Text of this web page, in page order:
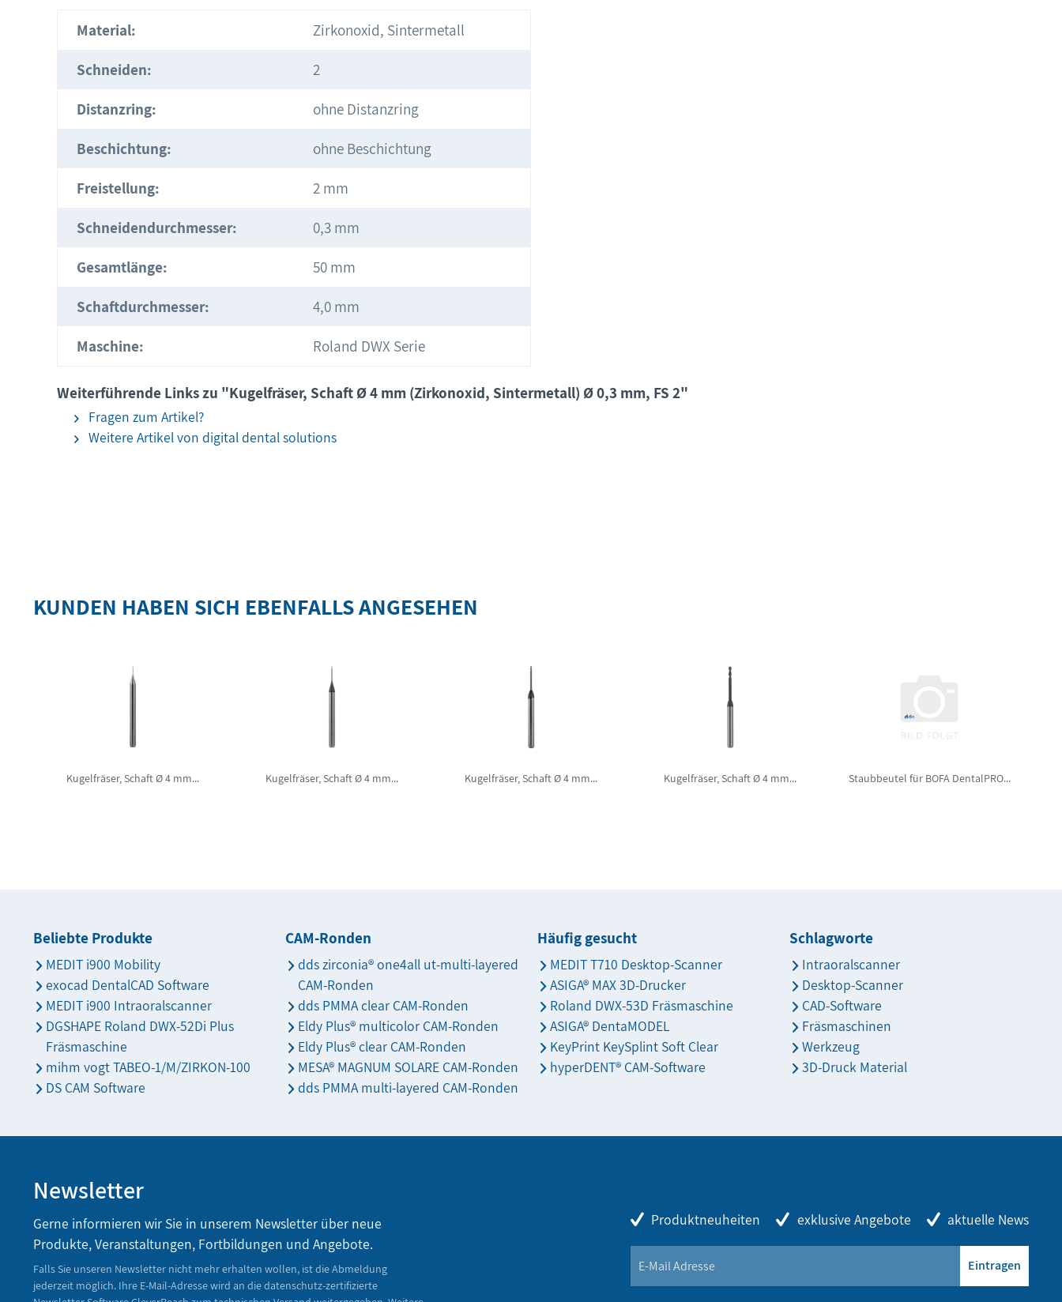
Material:
Zirkonoxid, Sintermetall
Schneiden:
2
Distanzring:
ohne Distanzring
Beschichtung:
ohne Beschichtung
Freistellung:
2 mm
Schneidendurchmesser:
0,3 mm
Gesamtlänge:
50 mm
Schaftdurchmesser:
4,0 mm
Maschine:
Roland DWX Serie
Weiterführende Links zu "Kugelfräser, Schaft Ø 4 mm (Zirkonoxid, Sintermetall) Ø 0,3 mm, FS 2"
Fragen zum Artikel?
Weitere Artikel von digital dental solutions
KUNDEN HABEN SICH EBENFALLS ANGESEHEN
Kugelfräser, Schaft Ø 4 mm... Kugelfräser, Schaft Ø 4 mm... Kugelfräser, Schaft Ø 4 mm... Kugelfräser, Schaft Ø 4 mm... Staubbeutel für BOFA DentalPRO...
Beliebte Produkte
MEDIT i900 Mobility
exocad DentalCAD Software
MEDIT i900 Intraoralscanner
DGSHAPE Roland DWX-52Di Plus
Fräsmaschine
mihm vogt TABEO-1/M/ZIRKON-100
DS CAM Software
CAM-Ronden
dds zirconia® one4all ut-multi-layered
CAM-Ronden
dds PMMA clear CAM-Ronden
Eldy Plus® multicolor CAM-Ronden
Eldy Plus® clear CAM-Ronden
MESA® MAGNUM SOLARE CAM-Ronden
dds PMMA multi-layered CAM-Ronden
Häufig gesucht
MEDIT T710 Desktop-Scanner
ASIGA® MAX 3D-Drucker
Roland DWX-53D Fräsmaschine
ASIGA® DentaMODEL
KeyPrint KeySplint Soft Clear
hyperDENT® CAM-Software
Schlagworte
Intraoralscanner
Desktop-Scanner
CAD-Software
Fräsmaschinen
Werkzeug
3D-Druck Material
Newsletter
Gerne informieren wir Sie in unserem Newsletter über neue
Produkte, Veranstaltungen, Fortbildungen und Angebote.
Falls Sie unseren Newsletter nicht mehr erhalten wollen, ist die Abmeldung
jederzeit möglich. Ihre E-Mail-Adresse wird an die datenschutz-zertifizierte
Produktneuheiten exklusive Angebote aktuelle News
Eintragen